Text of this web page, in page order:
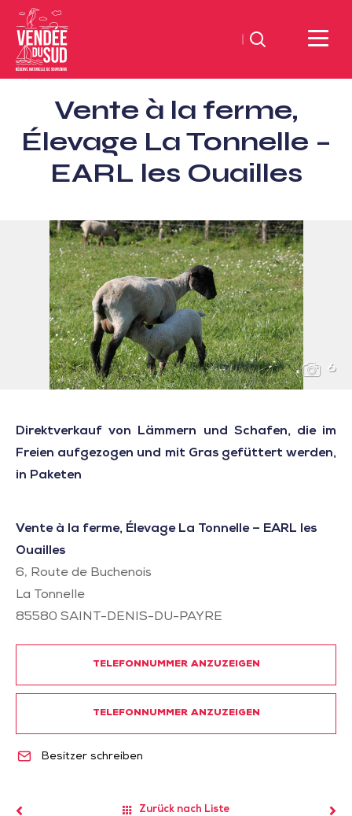
Sud
Vendée
Littoral
TourismusSüd
Vendée
Suchen
Vente à la ferme,
Élevage La Tonnelle –
EARL les Ouailles
6
Direktverkauf von Lämmern und Schafen, die im
Freien aufgezogen und mit Gras gefüttert werden,
in Paketen
Vente à la ferme, Élevage La Tonnelle – EARL les
Ouailles
6, Route de Buchenois
La Tonnelle
85580 SAINT-DENIS-DU-PAYRE
TELEFONNUMMER ANZUZEIGEN
TELEFONNUMMER ANZUZEIGEN
Besitzer schreiben
Zurück nach Liste